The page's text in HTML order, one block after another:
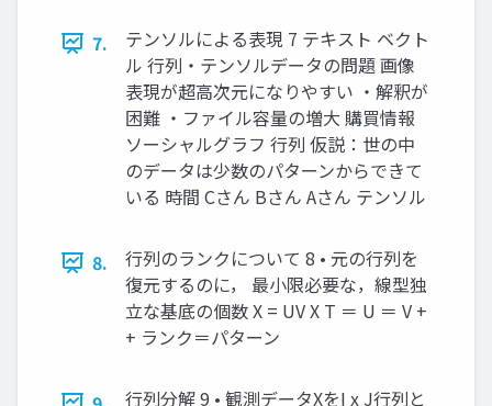
7.
テンソルによる表現 7 テキスト ベクト
ル 行列・テンソルデータの問題 画像
表現が超高次元になりやすい ・解釈が
困難 ・ファイル容量の増大 購買情報
ソーシャルグラフ 行列 仮説：世の中
のデータは少数のパターンからできて
いる 時間 Cさん Bさん Aさん テンソル
8.
行列のランクについて 8 • 元の行列を
復元するのに， 最小限必要な，線型独
立な基底の個数 X = UV X T ＝ U ＝ V +
+ ランク＝パターン
行列分解 9 • 観測データXをI x J行列と